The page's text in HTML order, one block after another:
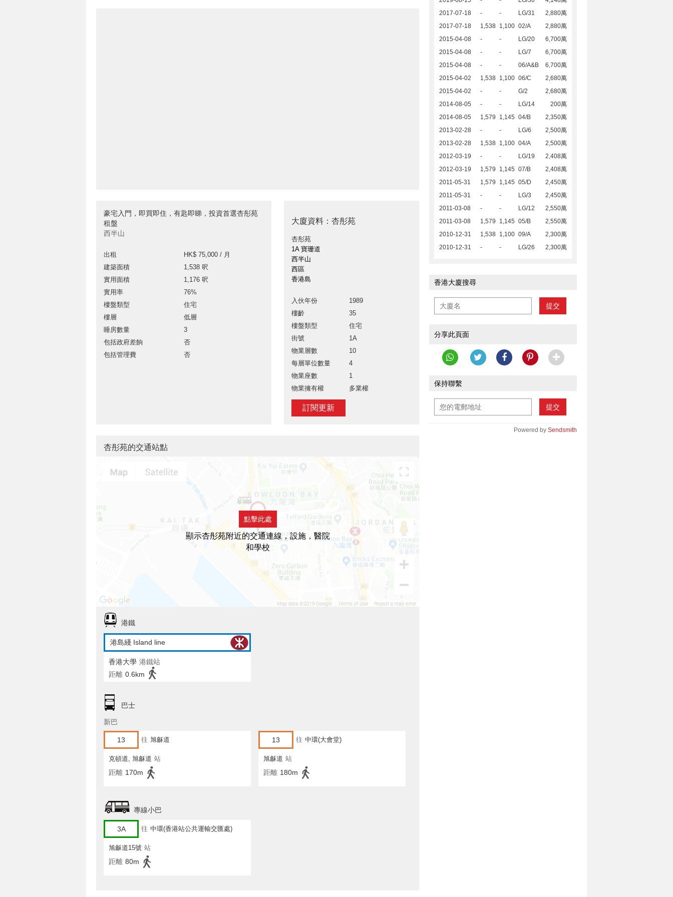
豪宅入門，即買即住，有匙即睇，投資首選杏彤苑
租盤
西半山
出租
HK$ 75,000 / 月
建築面積
1,538 呎
實用面積
1,176 呎
實用率
76%
樓盤類型
住宅
樓層
低層
睡房數量
3
包括政府差餉
否
包括管理費
否
大廈資料：杏彤苑
杏彤苑
1A 寶珊道
西半山
西區
香港島
入伙年份
1989
樓齡
35
樓盤類型
住宅
街號
1A
物業層數
10
每層單位數量
4
物業座數
1
物業擁有權
多業權
訂閱更新
2017-07-18
- - LG/31
2,880萬
2017-07-18
1,538 1,100 02/A
2,880萬
2015-04-08
- - LG/20
6,700萬
2015-04-08
- - LG/7
6,700萬
2015-04-08
- - 06/A&B
6,700萬
2015-04-02
1,538 1,100 06/C
2,680萬
2015-04-02
- - G/2
2,680萬
2014-08-05
- - LG/14
200萬
2014-08-05
1,579 1,145 04/B
2,350萬
2013-02-28
- - LG/6
2,500萬
2013-02-28
1,538 1,100 04/A
2,500萬
2012-03-19
- - LG/19
2,408萬
2012-03-19
1,579 1,145 07/B
2,408萬
2011-05-31
1,579 1,145 05/D
2,450萬
2011-05-31
- - LG/3
2,450萬
2011-03-08
- - LG/12
2,550萬
2011-03-08
1,579 1,145 05/B
2,550萬
2010-12-31
1,538 1,100 09/A
2,300萬
2010-12-31
- - LG/26 2,300萬
香港大廈搜尋
提交
分享此頁面
保持聯繫
提交
Powered by Sendsmith
杏彤苑的交通站點
點擊此處
顯示杏彤苑附近的交通連線，設施，醫院
和學校
港鐵
港島綫 Island line
香港大學 港鐵站
距離 0.6km
巴士
新巴
13 往 旭龢道
克頓道, 旭龢道 站
距離 170m
13 往 中環(大會堂)
旭龢道 站
距離 180m
專線小巴
3A 往 中環(香港站公共運輸交匯處)
旭龢道15號 站
距離 80m